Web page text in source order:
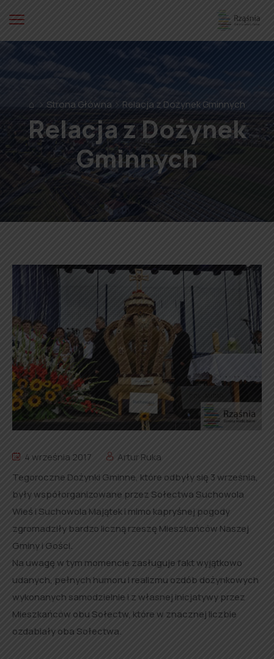
⌂ Strona Główna Relacja z Dożynek Gminnych
Relacja z Dożynek
Gminnych
4 września 2017
Artur Ruka
Tegoroczne Dożynki Gminne, które odbyły się 3 września,
były współorganizowane przez Sołectwa Suchowola
Wieś i Suchowola Majątek i mimo kapryśnej pogody
zgromadziły bardzo liczną rzeszę Mieszkańców Naszej
Gminy i Gości.
Na uwagę w tym momencie zasługuje fakt wyjątkowo
udanych, pełnych humoru i realizmu ozdób dożynkowych
wykonanych samodzielnie i z własnej inicjatywy przez
Mieszkańców obu Sołectw, które w znacznej liczbie
ozdabiały oba Sołectwa.